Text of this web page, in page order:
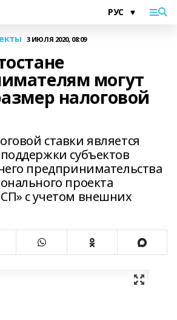
3 ИЮЛЯ 2020, 08:09
могут
налоговой
ставки является
субъектов
предпринимательства
проекта
с учетом внешних